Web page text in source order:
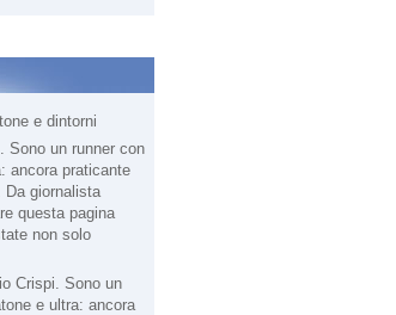
e dintorni
Crispi. Sono un
e ultra: ancora